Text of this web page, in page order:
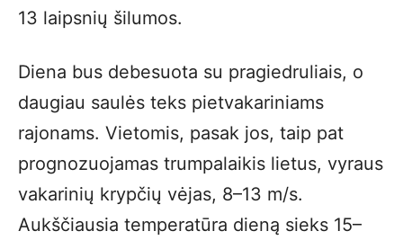
13 laipsnių šilumos.
Diena bus debesuota su pragiedruliais, o
daugiau saulės teks pietvakariniams
rajonams. Vietomis, pasak jos, taip pat
prognozuojamas trumpalaikis lietus, vyraus
vakarinių krypčių vėjas, 8–13 m/s.
Aukščiausia temperatūra dieną sieks 15–